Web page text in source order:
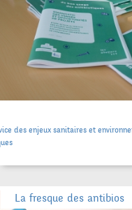
des enjeux sanitaires et
La fresque des antibios